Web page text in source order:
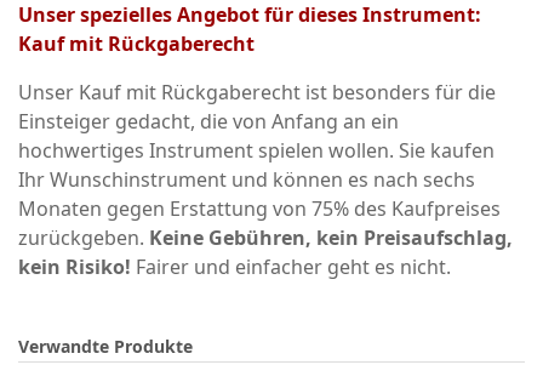
Unser spezielles Angebot für dieses Instrument:
Kauf mit Rückgaberecht
Unser Kauf mit Rückgaberecht ist besonders für die
Einsteiger gedacht, die von Anfang an ein
hochwertiges Instrument spielen wollen. Sie kaufen
Ihr Wunschinstrument und können es nach sechs
Monaten gegen Erstattung von 75% des Kaufpreises
zurückgeben. Keine Gebühren, kein Preisaufschlag,
kein Risiko! Fairer und einfacher geht es nicht.
Verwandte Produkte